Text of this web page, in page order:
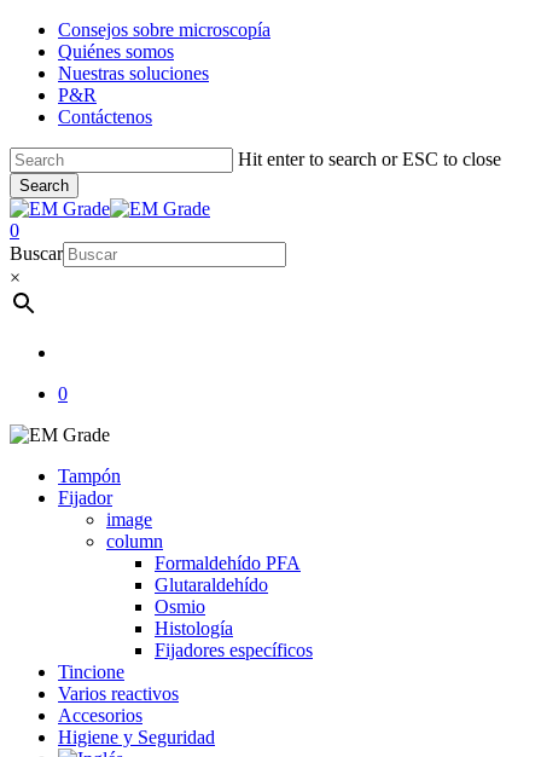
Skip
main
content
Consejos sobre microscopía
Quiénes somos
Nuestras soluciones
P&R
Contáctenos
Hit enter to search or ESC to close
Search
Close
Search
account
0
Menu
Buscar
×
0
Tampón
Fijador
image
column
Formaldehído PFA
Glutaraldehído
Osmio
Histología
Fijadores específicos
Tincione
Varios reactivos
Accesorios
Higiene y Seguridad